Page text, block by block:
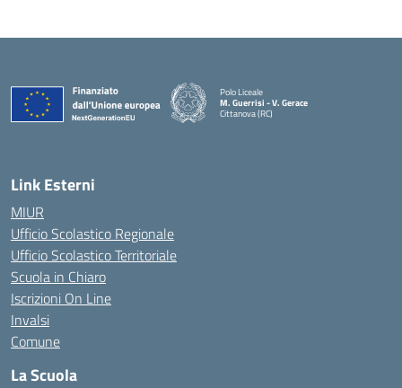
Polo Liceale
M. Guerrisi - V. Gerace
Cittanova (RC)
Link Esterni
MIUR
Ufficio Scolastico Regionale
Ufficio Scolastico Territoriale
Scuola in Chiaro
Iscrizioni On Line
Invalsi
Comune
La Scuola